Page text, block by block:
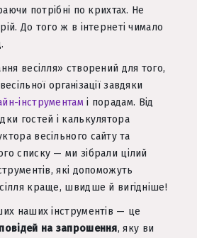
потрібні по крихтах. Не
До того ж в інтернеті чимало
весілля» створений для того,
організації завдяки
інструментамі порадам. Від
гостей і калькулятора
весільного сайту та
списку — ми зібрали цілий
які допоможуть
краще, швидше й вигідніше!
наших інструментів — це
на запрошення, яку ви